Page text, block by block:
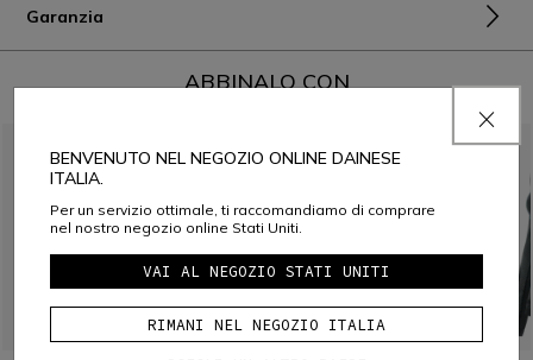
Garanzia
ABBINALO CON
BENVENUTO NEL NEGOZIO ONLINE DAINESE
ITALIA.
Per un servizio ottimale, ti raccomandiamo di comprare
nel nostro negozio online Stati Uniti.
VAI AL NEGOZIO STATI UNITI
RIMANI NEL NEGOZIO ITALIA